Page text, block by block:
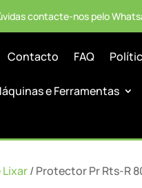
contacte-nos pelo
Contacto FAQ
e Ferramentas
Lixar/ Protector Pr Rts-R